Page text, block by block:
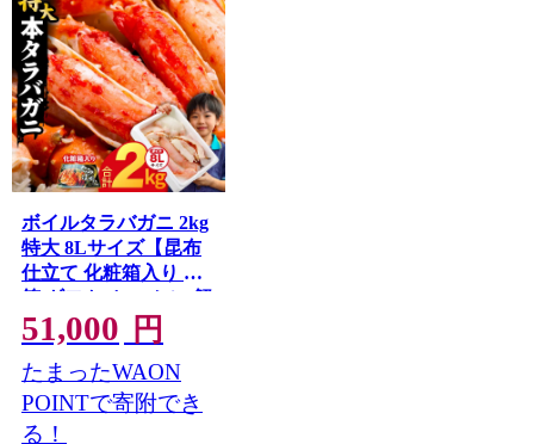
ボイルタラバガニ 2kg
特大 8Lサイズ【昆布
仕立て 化粧箱入り 贈
答 ギフト カニ かに 蟹
たらば蟹 タラバ蟹 タ
ラバカニ 海鮮 魚介 家
計応援】 G4187
51,000 円
たまったWAON
POINTで寄附でき
る！